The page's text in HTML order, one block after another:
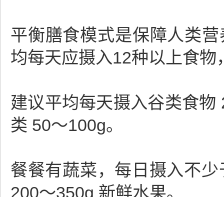
平衡膳食模式是保障人类
均每天应摄入12种以上食
建议平均每天摄入谷类食
类 50～100g。
餐餐有蔬菜，每日摄入不
200～350g 新鲜水果。